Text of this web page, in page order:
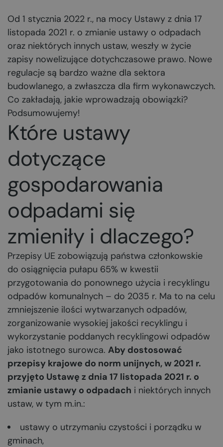
Od 1 stycznia 2022 r., na mocy Ustawy z dnia 17
listopada 2021 r. o zmianie ustawy o odpadach
oraz niektórych innych ustaw, weszły w życie
zapisy nowelizujące dotychczasowe prawo. Nowe
regulacje są bardzo ważne dla sektora
budowlanego, a zwłaszcza dla firm wykonawczych.
Co zakładają, jakie wprowadzają obowiązki?
Podsumowujemy!
Które ustawy
dotyczące
gospodarowania
odpadami się
zmieniły i dlaczego?
Przepisy UE zobowiązują państwa członkowskie
do osiągnięcia pułapu 65% w kwestii
przygotowania do ponownego użycia i recyklingu
odpadów komunalnych – do 2035 r. Ma to na celu
zmniejszenie ilości wytwarzanych odpadów,
zorganizowanie wysokiej jakości recyklingu i
wykorzystanie poddanych recyklingowi odpadów
jako istotnego surowca. Aby dostosować
przepisy krajowe do norm unijnych, w 2021 r.
przyjęto Ustawę z dnia 17 listopada 2021 r. o
zmianie ustawy o odpadach i niektórych innych
ustaw, w tym m.in.:
ustawy o utrzymaniu czystości i porządku w
gminach,